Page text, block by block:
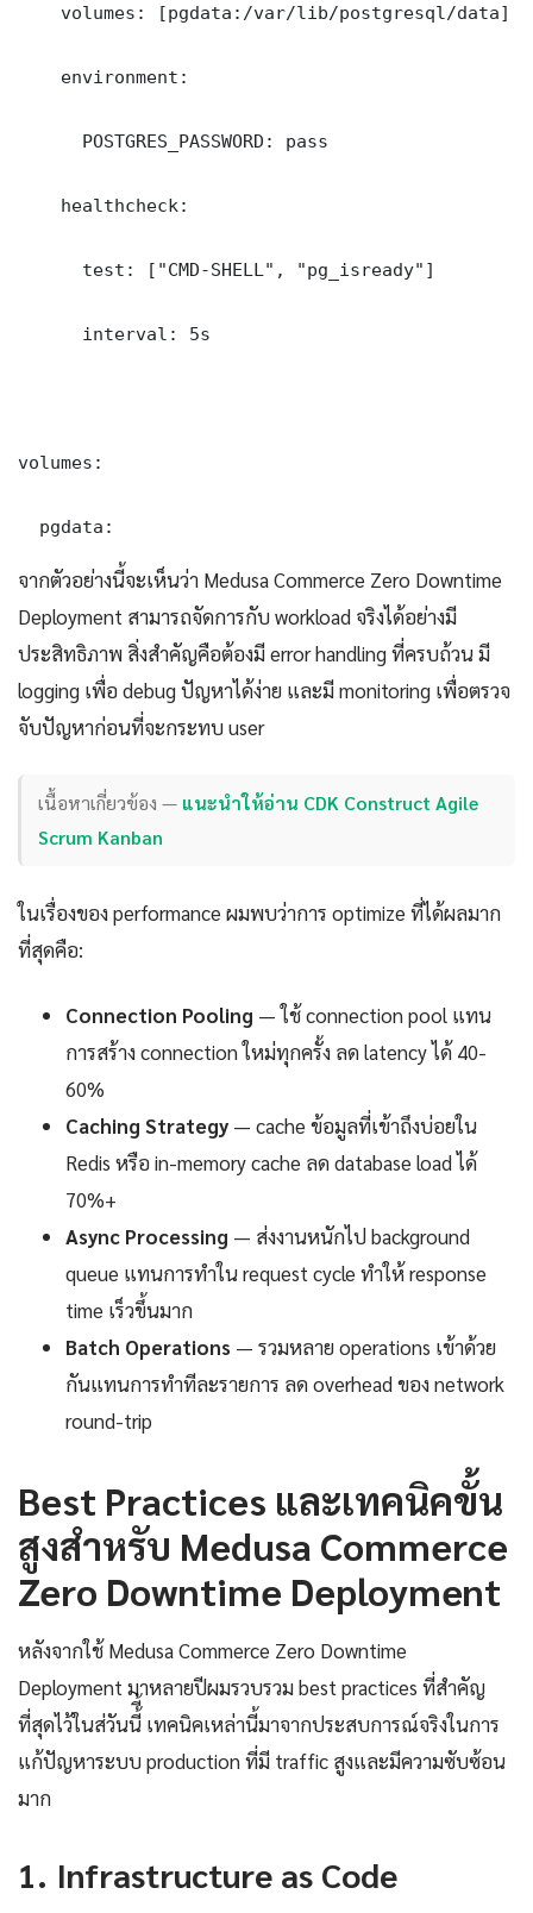
    volumes: [pgdata:/var/lib/postgresql/data]
    environment:
      POSTGRES_PASSWORD: pass
    healthcheck:
      test: ["CMD-SHELL", "pg_isready"]
      interval: 5s
volumes:
  pgdata:
จากตัวอย่างนี้จะเห็นว่า Medusa Commerce Zero Downtime
Deployment สามารถจัดการกับ workload จริงได้อย่างมี
ประสิทธิภาพ สิ่งสำคัญคือต้องมี error handling ที่ครบถ้วน มี
logging เพื่อ debug ปัญหาได้ง่าย และมี monitoring เพื่อตรวจ
จับปัญหาก่อนที่จะกระทบ user
เนื้อหาเกี่ยวข้อง — แนะนำให้อ่าน CDK Construct Agile
Scrum Kanban
ในเรื่องของ performance ผมพบว่าการ optimize ที่ได้ผลมาก
ที่สุดคือ:
Connection Pooling — ใช้ connection pool แทน
การสร้าง connection ใหม่ทุกครั้ง ลด latency ได้ 40-
60%
Caching Strategy — cache ข้อมูลที่เข้าถึงบ่อยใน
Redis หรือ in-memory cache ลด database load ได้
70%+
Async Processing — ส่งงานหนักไป background
queue แทนการทำใน request cycle ทำให้ response
time เร็วขึ้นมาก
Batch Operations — รวมหลาย operations เข้าด้วย
กันแทนการทำทีละรายการ ลด overhead ของ network
round-trip
Best Practices และเทคนิคขั้น
สูงสำหรับ Medusa Commerce
Zero Downtime Deployment
หลังจากใช้ Medusa Commerce Zero Downtime
Deployment มาหลายปีผมรวบรวม best practices ที่สำคัญ
ที่สุดไว้ในส่วันนี้ี้ เทคนิคเหล่านี้มาจากประสบการณ์จริงในการ
แก้ปัญหาระบบ production ที่มี traffic สูงและมีความซับซ้อน
มาก
1. Infrastructure as Code